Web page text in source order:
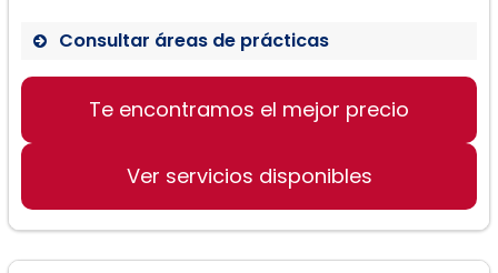
Consultar áreas de prácticas
Visas de inmigrante y no inmigrante
Ajuste de estatus
Te encontramos el mejor precio
Ver servicios disponibles